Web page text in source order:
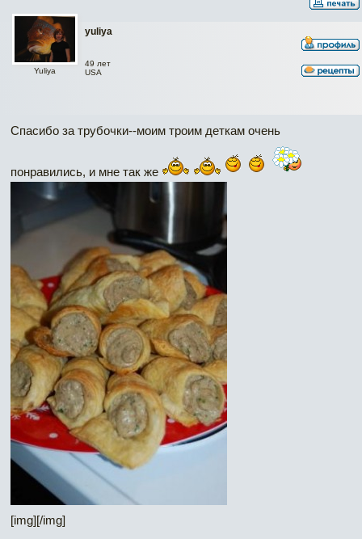
yuliya
Yuliya
49 лет
USA
Спасибо за трубочки--моим троим деткам очень
понравились, и мне так же
[img][/img]